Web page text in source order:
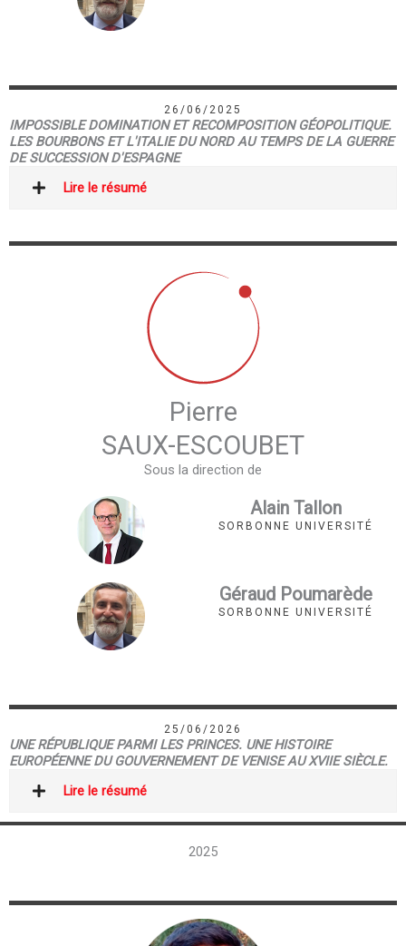
26/06/2025
IMPOSSIBLE DOMINATION ET RECOMPOSITION GÉOPOLITIQUE.
LES BOURBONS ET L'ITALIE DU NORD AU TEMPS DE LA GUERRE
DE SUCCESSION D'ESPAGNE
Lire le résumé
Pierre
SAUX-ESCOUBET
Sous la direction de
Alain Tallon
SORBONNE UNIVERSITÉ
Géraud Poumarède
SORBONNE UNIVERSITÉ
25/06/2026
UNE RÉPUBLIQUE PARMI LES PRINCES. UNE HISTOIRE
EUROPÉENNE DU GOUVERNEMENT DE VENISE AU XVIIE SIÈCLE.
Lire le résumé
2025